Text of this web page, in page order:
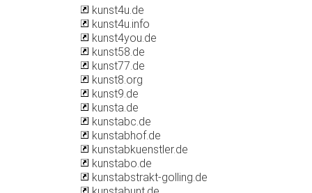
kunst4u.de
kunst4u.info
kunst4you.de
kunst58.de
kunst77.de
kunst8.org
kunst9.de
kunsta.de
kunstabc.de
kunstabhof.de
kunstabkuenstler.de
kunstabo.de
kunstabstrakt-golling.de